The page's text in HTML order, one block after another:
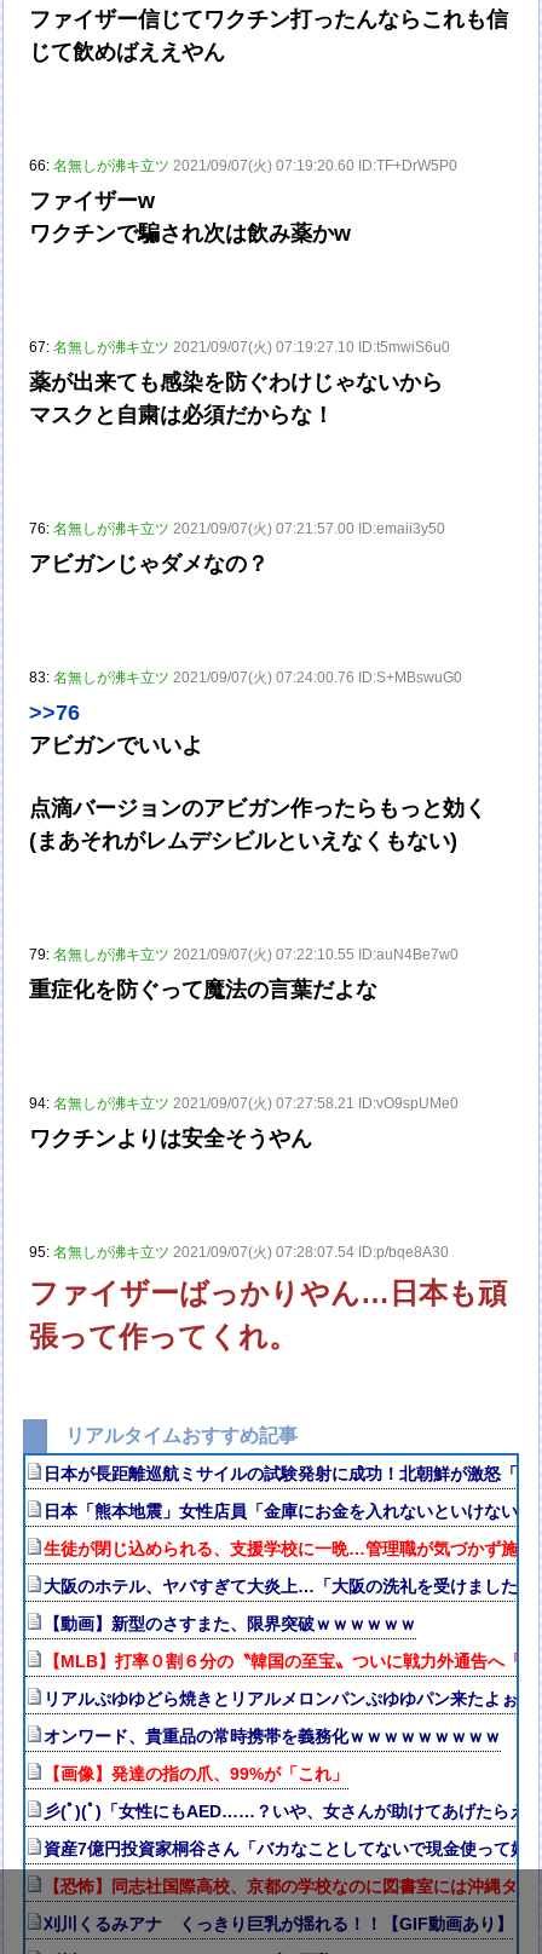
ファイザー信じてワクチン打ったんならこれも信
じて飲めばええやん
66:名無しが沸キ立ツ 2021/09/07(火) 07:19:20.60 ID:TF+DrW5P0
ファイザーw
ワクチンで騙され次は飲み薬かw
67:名無しが沸キ立ツ 2021/09/07(火) 07:19:27.10 ID:t5mwiS6u0
薬が出来ても感染を防ぐわけじゃないから
マスクと自粛は必須だからな！
76:名無しが沸キ立ツ 2021/09/07(火) 07:21:57.00 ID:emaii3y50
アビガンじゃダメなの？
83:名無しが沸キ立ツ 2021/09/07(火) 07:24:00.76 ID:S+MBswuG0
>>76
アビガンでいいよ
点滴バージョンのアビガン作ったらもっと効く
(まあそれがレムデシビルといえなくもない)
79:名無しが沸キ立ツ 2021/09/07(火) 07:22:10.55 ID:auN4Be7w0
重症化を防ぐって魔法の言葉だよな
94:名無しが沸キ立ツ 2021/09/07(火) 07:27:58.21 ID:vO9spUMe0
ワクチンよりは安全そうやん
95:名無しが沸キ立ツ 2021/09/07(火) 07:28:07.54 ID:p/bqe8A30
ファイザーばっかりやん…日本も頑
張って作ってくれ。
リアルタイムおすすめ記事
日本が長距離巡航ミサイルの試験発射に成功！北朝鮮が激怒「
日本「熊本地震」女性店員「金庫にお金を入れないといけない
生徒が閉じ込められる、支援学校に一晩…管理職が気づかず施錠
大阪のホテル、ヤバすぎて大炎上…「大阪の洗礼を受けました」
【動画】新型のさすまた、限界突破ｗｗｗｗｗｗ
【MLB】打率０割６分の〝韓国の至宝〟ついに戦力外通告へ「
リアルぷゆゆどら焼きとリアルメロンパンぷゆゆパン来たよぉ🥺
オンワード、貴重品の常時携帯を義務化ｗｗｗｗｗｗｗｗｗ
【画像】発達の指の爪、99%が「これ」
彡(ﾟ)(ﾟ)「女性にもAED……？いや、女さんが助けてあげたらえ
資産7億円投資家桐谷さん「バカなことしてないで現金使って好
【恐怖】同志社国際高校、京都の学校なのに図書室には沖縄タ
刈川くるみアナ くっきり巨乳が揺れる！！【GIF動画あり】